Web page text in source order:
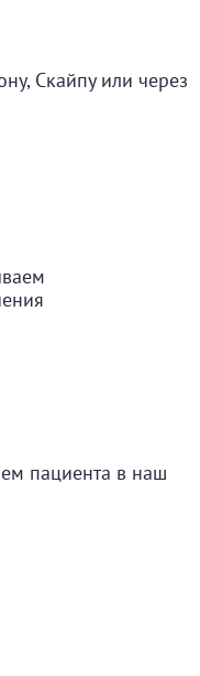
Скайпу или через
пациента в наш